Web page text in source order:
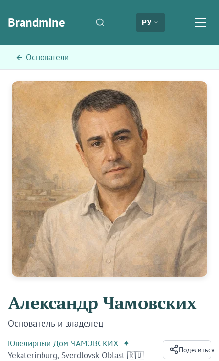
Brandmine РУ
← Основатели
Александр Чамовских
Основатель и владелец
Ювелирный Дом ЧАМОВСКИХ ✦
Yekaterinburg, Sverdlovsk Oblast 🇷🇺
Поделиться